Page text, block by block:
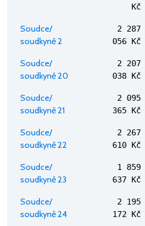
Kč
Soudce/
soudkyně 2
2 287
056 Kč
Soudce/
soudkyně 20
2 207
038 Kč
Soudce/
soudkyně 21
2 095
365 Kč
Soudce/
soudkyně 22
2 267
610 Kč
Soudce/
soudkyně 23
1 859
637 Kč
Soudce/
soudkyně 24
2 195
172 Kč